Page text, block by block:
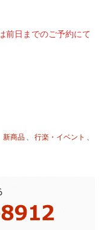
前日までのご予約にて
新商品 行楽・イベント